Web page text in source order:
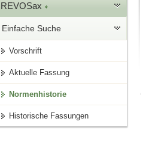
REVOSax
Einfache Suche
Vorschrift
Aktuelle Fassung
Normenhistorie
Historische Fassungen